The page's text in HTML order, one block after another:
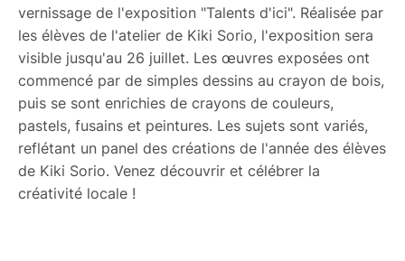
vernissage de l'exposition "Talents d'ici". Réalisée par
les élèves de l'atelier de Kiki Sorio, l'exposition sera
visible jusqu'au 26 juillet. Les œuvres exposées ont
commencé par de simples dessins au crayon de bois,
puis se sont enrichies de crayons de couleurs,
pastels, fusains et peintures. Les sujets sont variés,
reflétant un panel des créations de l'année des élèves
de Kiki Sorio. Venez découvrir et célébrer la
créativité locale !